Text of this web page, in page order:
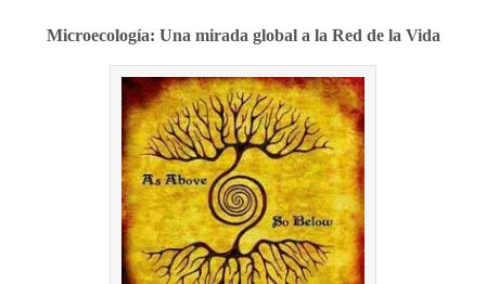
Microecología: Una mirada global a la Red de la Vida